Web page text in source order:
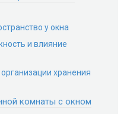
у окна
и влияние
хранения
комнаты с окном